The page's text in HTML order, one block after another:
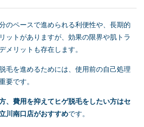
のペースで進められる利便性や、長期的
ットがありますが、効果の限界や肌トラ
メリットも存在します。
毛を進めるためには、使用前の自己処理
要です。
、費用を抑えてヒゲ脱毛をしたい方はセ
川南口店がおすすめです。